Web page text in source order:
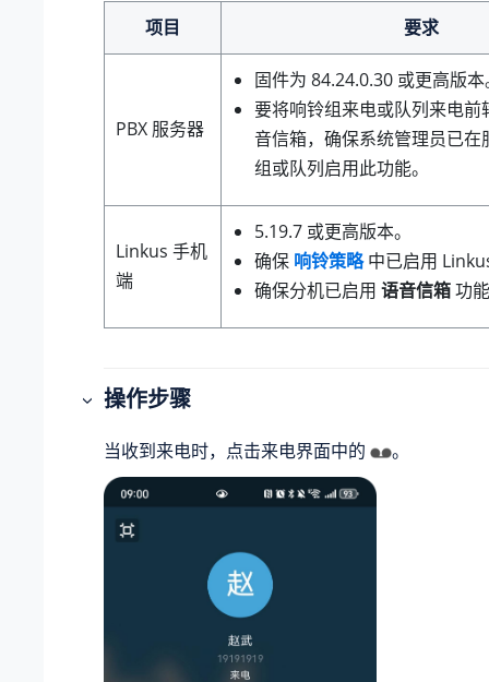
项目 要求
PBX 服务器
固件为 84.24.0.30 或更高版本
要将响铃组来电或队列来电前
音信箱，确保系统管理员已在
组或队列启用此功能。
Linkus 手机
端
5.19.7 或更高版本。
确保 响铃策略中已启用
确保分机已启用 语音信箱功
操作步骤
当收到来电时，点击来电界面中的 。